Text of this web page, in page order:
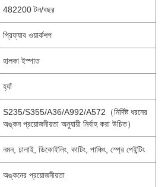
482200 টন/বছর
প্রিফ্যাব ওয়ার্কশপ
হালকা ইস্পাত
হ্যাঁ
S235/S355/A36/A992/A572（নির্দিষ্ট ধরনের
অঙ্কন প্রয়োজনীয়তা অনুযায়ী নির্বাহ করা উচিত）
নমন, ঢালাই, ডিকোইলিং, কাটিং, পাঞ্চিং, স্প্রে পেইন্টিং
অঙ্কনের প্রয়োজনীয়তা